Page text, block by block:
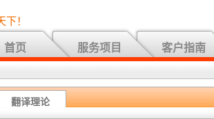
下！
首页 服务项目 客户指南
翻译理论